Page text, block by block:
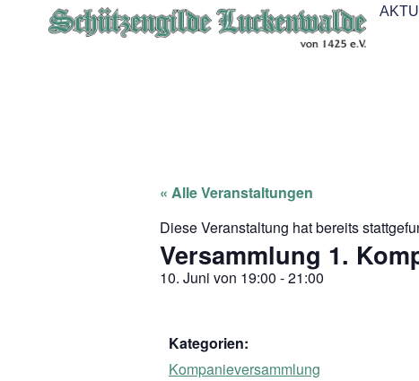
« Alle Veranstaltungen
Diese Veranstaltung hat bereits
Versammlung 1.
10. Juni von 19:00 -21:00
Kategorien:
Kompanieversammlung